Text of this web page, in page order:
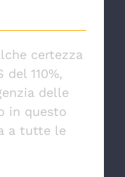
certezza
del 110%,
delle
in questo
a tutte le